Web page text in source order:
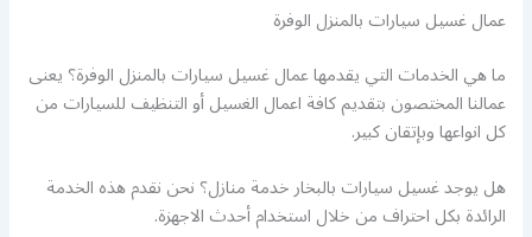
عمال غسيل سيارات بالمنزل الوفرة
ما هي الخدمات التي يقدمها عمال غسيل سيارات بالمنزل الوفرة؟ يعنى
عمالنا المختصون بتقديم كافة اعمال الغسيل أو التنظيف للسيارات من
كل انواعها وبإتقان كبير.
هل يوجد غسيل سيارات بالبخار خدمة منازل؟ نحن نقدم هذه الخدمة
الرائدة بكل احتراف من خلال استخدام أحدث الاجهزة.